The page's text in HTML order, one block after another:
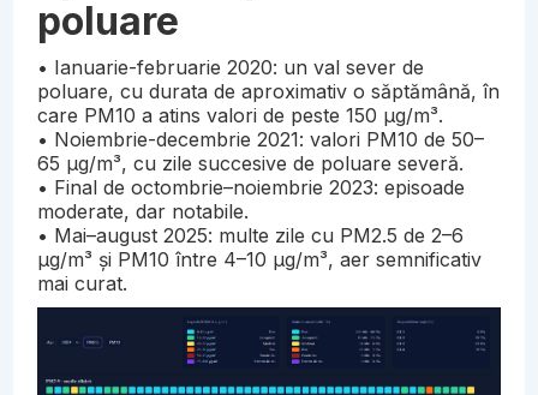
poluare
• Ianuarie-februarie 2020: un val sever de
poluare, cu durata de aproximativ o săptămână, în
care PM10 a atins valori de peste 150 µg/m³.
• Noiembrie-decembrie 2021: valori PM10 de 50–
65 µg/m³, cu zile succesive de poluare severă.
• Final de octombrie–noiembrie 2023: episoade
moderate, dar notabile.
• Mai–august 2025: multe zile cu PM2.5 de 2–6
µg/m³ și PM10 între 4–10 µg/m³, aer semnificativ
mai curat.